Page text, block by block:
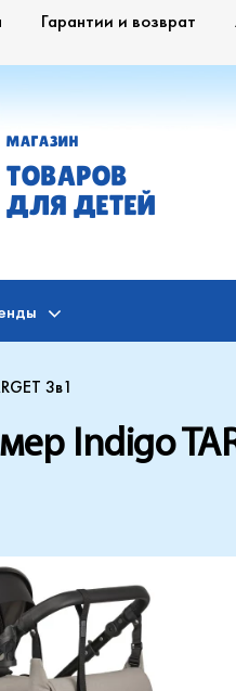
Гарантии и возврат
МАГАЗИН
ТОВАРОВ
ДЛЯ ДЕТЕЙ
3в1
Indigo